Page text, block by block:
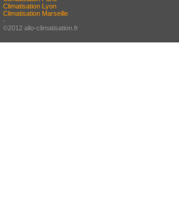
Climatisation Lyon
Climatisation Marseille
-
©2012 allo-climatisation.fr